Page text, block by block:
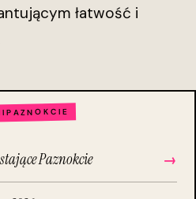
łatwość i
PAZNOKCIE
Paznokcie →